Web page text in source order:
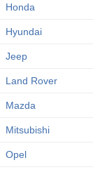
Honda
Hyundai
Jeep
Land Rover
Mazda
Mitsubishi
Opel